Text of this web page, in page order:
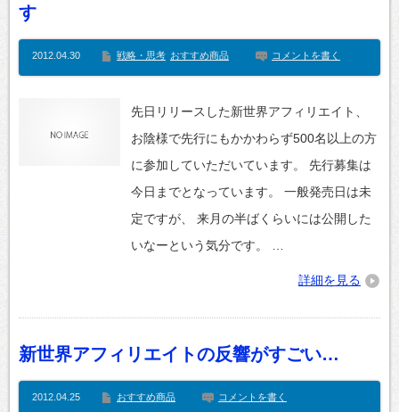
す
2012.04.30 戦略・思考 おすすめ商品 コメントを書く
先日リリースした新世界アフィリエイト、
お陰様で先行にもかかわらず500名以上の方
に参加していただいています。 先行募集は
今日までとなっています。 一般発売日は未
定ですが、 来月の半ばくらいには公開した
いなーという気分です。 …
詳細を見る
新世界アフィリエイトの反響がすごい…
2012.04.25 おすすめ商品 コメントを書く